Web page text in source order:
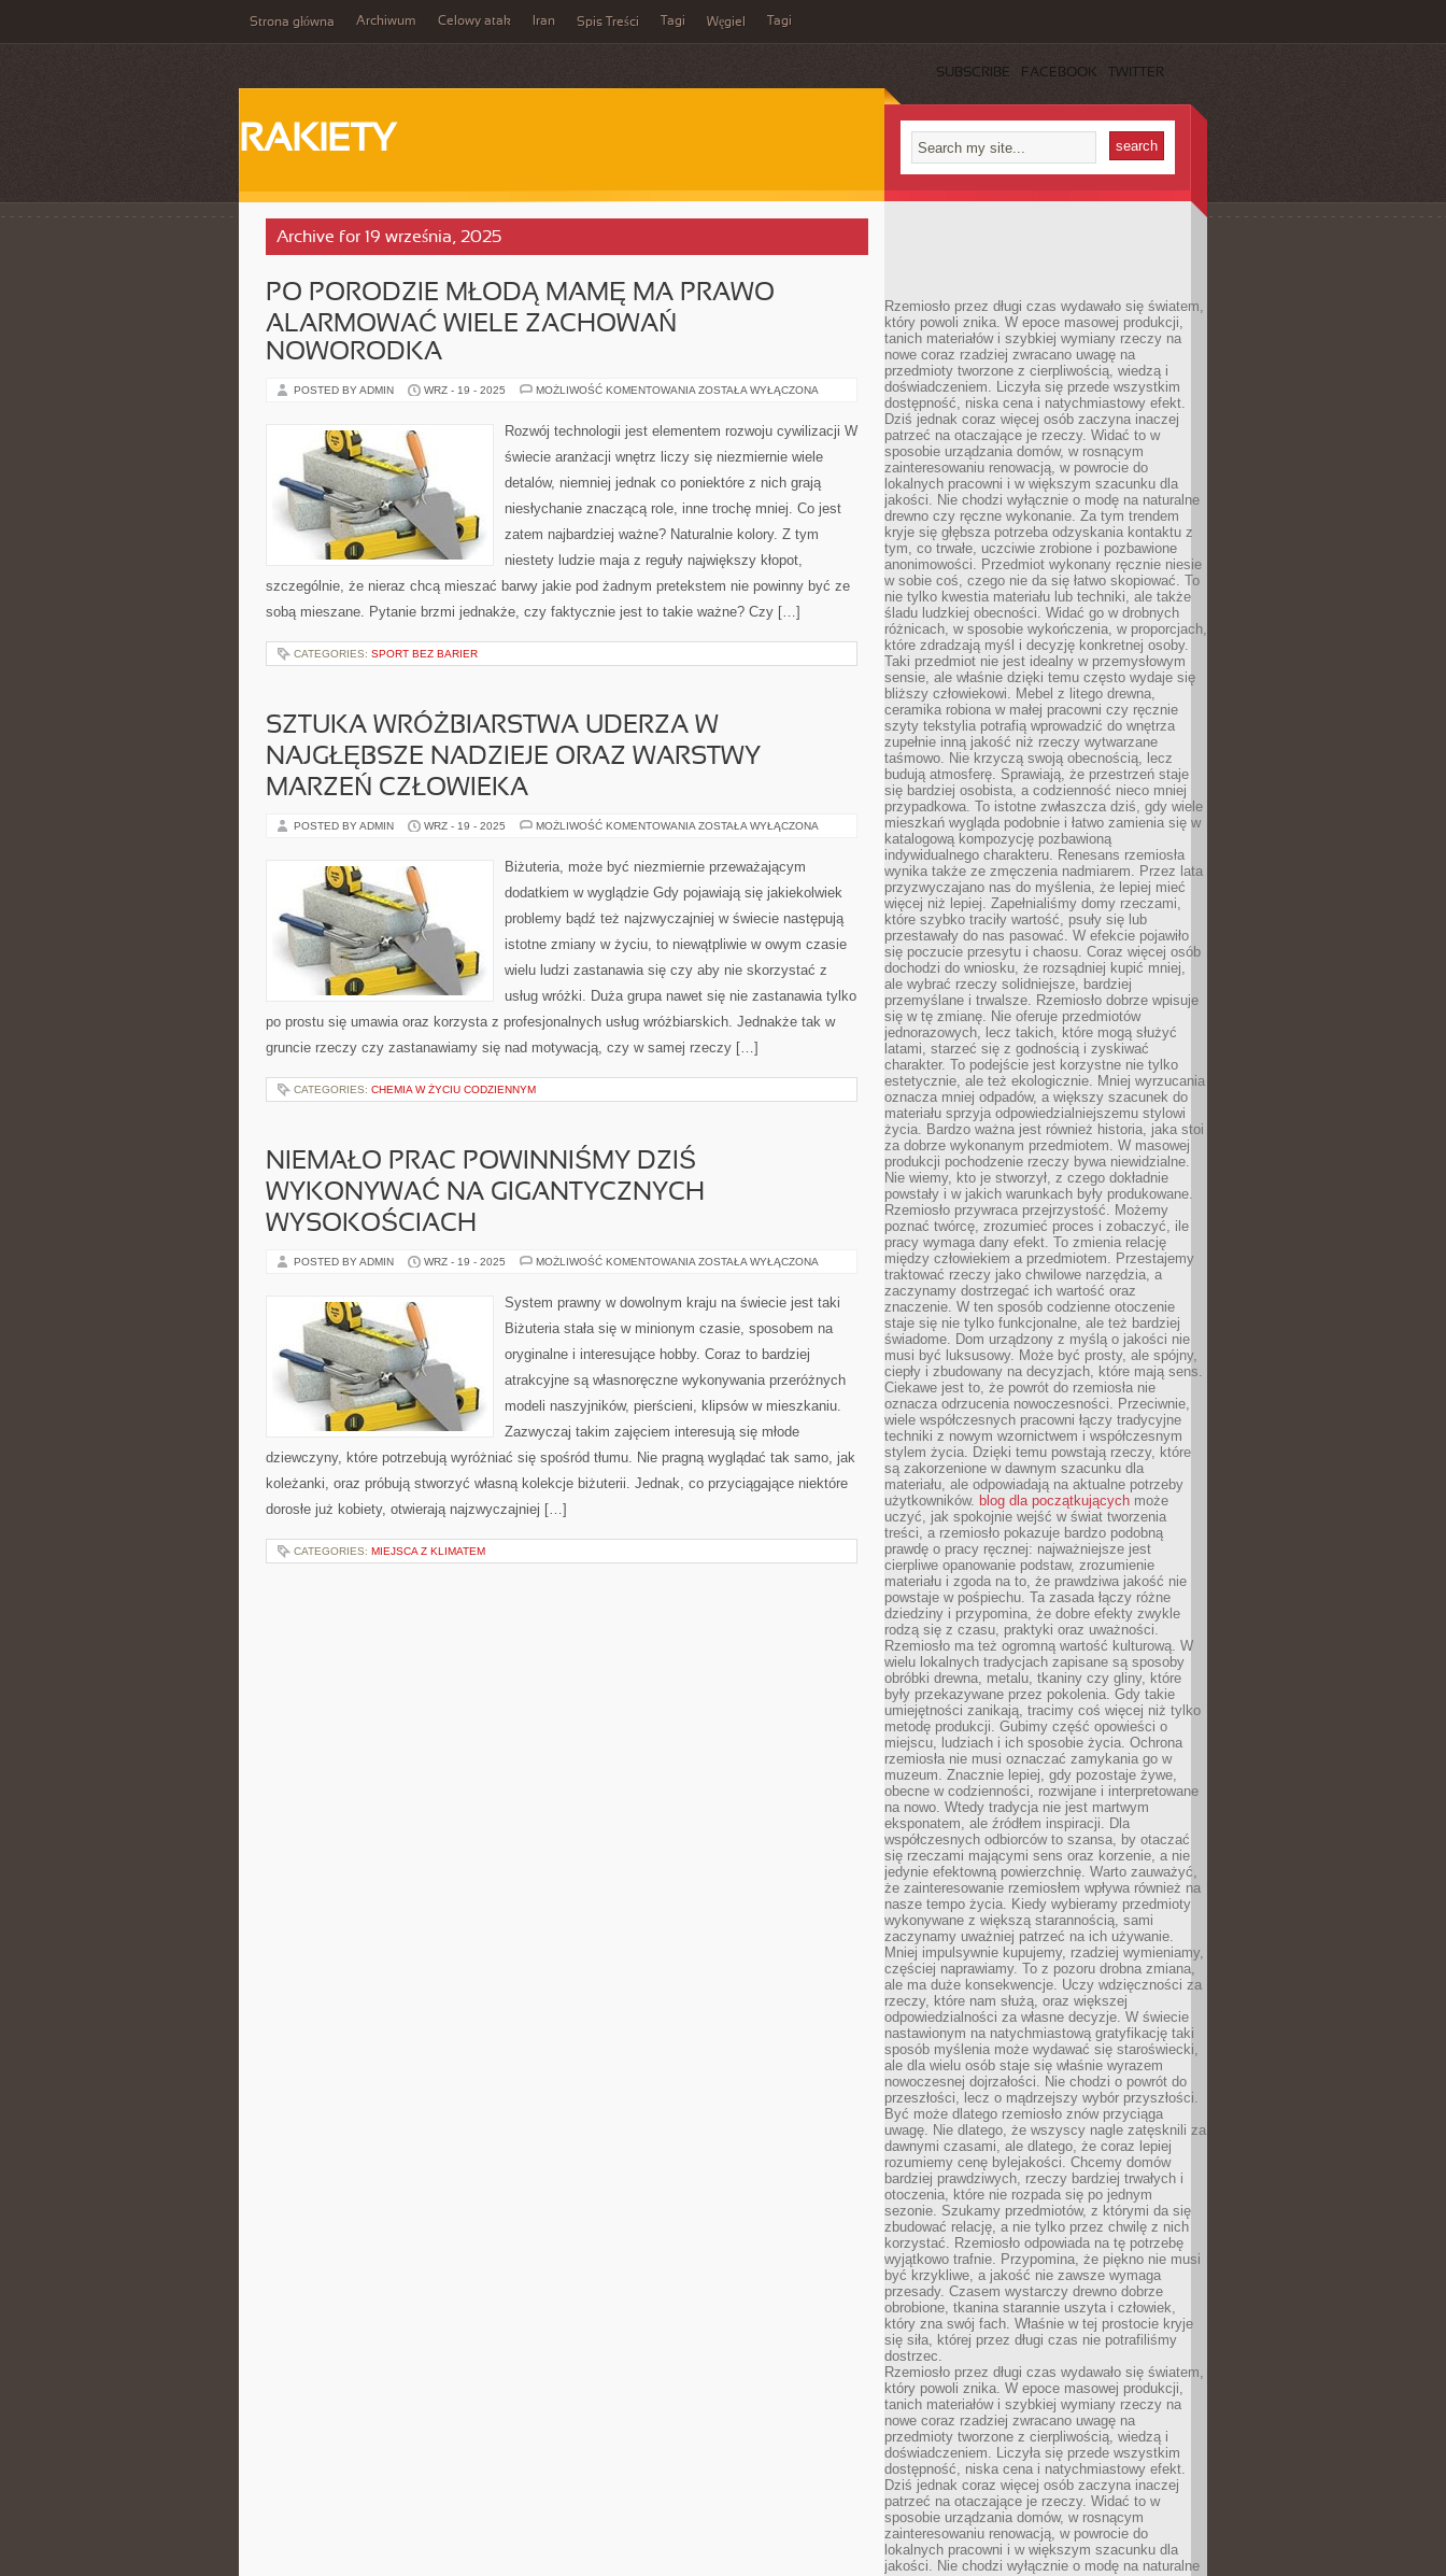
Strona główna Archiwum Celowy atak Iran Spis Treści Tagi Węgiel Tagi
SUBSCRIBE FACEBOOK TWITTER
RAKIETY
Archive for 19 września, 2025
PO PORODZIE MŁODĄ MAMĘ MA PRAWO
ALARMOWAĆ WIELE ZACHOWAŃ
NOWORODKA
POSTED BY ADMIN WRZ - 19 - 2025 MOŻLIWOŚĆ KOMENTOWANIA PO
MAMĘ
MA
ALARMOWAĆ
ZACHOWAŃ
ZOSTAŁA WYŁĄCZONA
Rozwój technologii jest elementem rozwoju cywilizacji W
świecie aranżacji wnętrz liczy się niezmiernie wiele
detalów, niemniej jednak co poniektóre z nich grają
niesłychanie znaczącą role, inne trochę mniej. Co jest
zatem najbardziej ważne? Naturalnie kolory. Z tym
niestety ludzie maja z reguły największy kłopot,
szczególnie, że nieraz chcą mieszać barwy jakie pod żadnym pretekstem nie powinny być ze
sobą mieszane. Pytanie brzmi jednakże, czy faktycznie jest to takie ważne? Czy […]
CATEGORIES: SPORT BEZ BARIER
SZTUKA WRÓŻBIARSTWA UDERZA W
NAJGŁĘBSZE NADZIEJE ORAZ WARSTWY
MARZEŃ CZŁOWIEKA
POSTED BY ADMIN WRZ - 19 - 2025 MOŻLIWOŚĆ KOMENTOWANIA SZTUKA
NAJGŁĘBSZE
ORAZ
MARZEŃ
ZOSTAŁA WYŁĄCZONA
Biżuteria, może być niezmiernie przeważającym
dodatkiem w wyglądzie Gdy pojawiają się jakiekolwiek
problemy bądź też najzwyczajniej w świecie następują
istotne zmiany w życiu, to niewątpliwie w owym czasie
wielu ludzi zastanawia się czy aby nie skorzystać z
usług wróżki. Duża grupa nawet się nie zastanawia tylko
po prostu się umawia oraz korzysta z profesjonalnych usług wróżbiarskich. Jednakże tak w
gruncie rzeczy czy zastanawiamy się nad motywacją, czy w samej rzeczy […]
CATEGORIES: CHEMIA W ŻYCIU CODZIENNYM
NIEMAŁO PRAC POWINNIŚMY DZIŚ
WYKONYWAĆ NA GIGANTYCZNYCH
WYSOKOŚCIACH
POSTED BY ADMIN WRZ - 19 - 2025 MOŻLIWOŚĆ KOMENTOWANIA NIEMAŁO
DZIŚ
WYKONYWAĆ
GIGANTYCZNYCH
ZOSTAŁA WYŁĄCZONA
System prawny w dowolnym kraju na świecie jest taki
Biżuteria stała się w minionym czasie, sposobem na
oryginalne i interesujące hobby. Coraz to bardziej
atrakcyjne są własnoręczne wykonywania przeróżnych
modeli naszyjników, pierścieni, klipsów w mieszkaniu.
Zazwyczaj takim zajęciem interesują się młode
dziewczyny, które potrzebują wyróżniać się spośród tłumu. Nie pragną wyglądać tak samo, jak
koleżanki, oraz próbują stworzyć własną kolekcje biżuterii. Jednak, co przyciągające niektóre
dorosłe już kobiety, otwierają najzwyczajniej […]
CATEGORIES: MIEJSCA Z KLIMATEM
Rzemiosło przez długi czas wydawało się światem,
który powoli znika. W epoce masowej produkcji,
tanich materiałów i szybkiej wymiany rzeczy na
nowe coraz rzadziej zwracano uwagę na
przedmioty tworzone z cierpliwością, wiedzą i
doświadczeniem. Liczyła się przede wszystkim
dostępność, niska cena i natychmiastowy efekt.
Dziś jednak coraz więcej osób zaczyna inaczej
patrzeć na otaczające je rzeczy. Widać to w
sposobie urządzania domów, w rosnącym
zainteresowaniu renowacją, w powrocie do
lokalnych pracowni i w większym szacunku dla
jakości. Nie chodzi wyłącznie o modę na naturalne
drewno czy ręczne wykonanie. Za tym trendem
kryje się głębsza potrzeba odzyskania kontaktu z
tym, co trwałe, uczciwie zrobione i pozbawione
anonimowości. Przedmiot wykonany ręcznie niesie
w sobie coś, czego nie da się łatwo skopiować. To
nie tylko kwestia materiału lub techniki, ale także
śladu ludzkiej obecności. Widać go w drobnych
różnicach, w sposobie wykończenia, w proporcjach,
które zdradzają myśl i decyzję konkretnej osoby.
Taki przedmiot nie jest idealny w przemysłowym
sensie, ale właśnie dzięki temu często wydaje się
bliższy człowiekowi. Mebel z litego drewna,
ceramika robiona w małej pracowni czy ręcznie
szyty tekstylia potrafią wprowadzić do wnętrza
zupełnie inną jakość niż rzeczy wytwarzane
taśmowo. Nie krzyczą swoją obecnością, lecz
budują atmosferę. Sprawiają, że przestrzeń staje
się bardziej osobista, a codzienność nieco mniej
przypadkowa. To istotne zwłaszcza dziś, gdy wiele
mieszkań wygląda podobnie i łatwo zamienia się w
katalogową kompozycję pozbawioną
indywidualnego charakteru. Renesans rzemiosła
wynika także ze zmęczenia nadmiarem. Przez lata
przyzwyczajano nas do myślenia, że lepiej mieć
więcej niż lepiej. Zapełnialiśmy domy rzeczami,
które szybko traciły wartość, psuły się lub
przestawały do nas pasować. W efekcie pojawiło
się poczucie przesytu i chaosu. Coraz więcej osób
dochodzi do wniosku, że rozsądniej kupić mniej,
ale wybrać rzeczy solidniejsze, bardziej
przemyślane i trwalsze. Rzemiosło dobrze wpisuje
się w tę zmianę. Nie oferuje przedmiotów
jednorazowych, lecz takich, które mogą służyć
latami, starzeć się z godnością i zyskiwać
charakter. To podejście jest korzystne nie tylko
estetycznie, ale też ekologicznie. Mniej wyrzucania
oznacza mniej odpadów, a większy szacunek do
materiału sprzyja odpowiedzialniejszemu stylowi
życia. Bardzo ważna jest również historia, jaka stoi
za dobrze wykonanym przedmiotem. W masowej
produkcji pochodzenie rzeczy bywa niewidzialne.
Nie wiemy, kto je stworzył, z czego dokładnie
powstały i w jakich warunkach były produkowane.
Rzemiosło przywraca przejrzystość. Możemy
poznać twórcę, zrozumieć proces i zobaczyć, ile
pracy wymaga dany efekt. To zmienia relację
między człowiekiem a przedmiotem. Przestajemy
traktować rzeczy jako chwilowe narzędzia, a
zaczynamy dostrzegać ich wartość oraz
znaczenie. W ten sposób codzienne otoczenie
staje się nie tylko funkcjonalne, ale też bardziej
świadome. Dom urządzony z myślą o jakości nie
musi być luksusowy. Może być prosty, ale spójny,
ciepły i zbudowany na decyzjach, które mają sens.
Ciekawe jest to, że powrót do rzemiosła nie
oznacza odrzucenia nowoczesności. Przeciwnie,
wiele współczesnych pracowni łączy tradycyjne
techniki z nowym wzornictwem i współczesnym
stylem życia. Dzięki temu powstają rzeczy, które
są zakorzenione w dawnym szacunku dla
materiału, ale odpowiadają na aktualne potrzeby
użytkowników. blog dla początkujących może
uczyć, jak spokojnie wejść w świat tworzenia
treści, a rzemiosło pokazuje bardzo podobną
prawdę o pracy ręcznej: najważniejsze jest
cierpliwe opanowanie podstaw, zrozumienie
materiału i zgoda na to, że prawdziwa jakość nie
powstaje w pośpiechu. Ta zasada łączy różne
dziedziny i przypomina, że dobre efekty zwykle
rodzą się z czasu, praktyki oraz uważności.
Rzemiosło ma też ogromną wartość kulturową. W
wielu lokalnych tradycjach zapisane są sposoby
obróbki drewna, metalu, tkaniny czy gliny, które
były przekazywane przez pokolenia. Gdy takie
umiejętności zanikają, tracimy coś więcej niż tylko
metodę produkcji. Gubimy część opowieści o
miejscu, ludziach i ich sposobie życia. Ochrona
rzemiosła nie musi oznaczać zamykania go w
muzeum. Znacznie lepiej, gdy pozostaje żywe,
obecne w codzienności, rozwijane i interpretowane
na nowo. Wtedy tradycja nie jest martwym
eksponatem, ale źródłem inspiracji. Dla
współczesnych odbiorców to szansa, by otaczać
się rzeczami mającymi sens oraz korzenie, a nie
jedynie efektowną powierzchnię. Warto zauważyć,
że zainteresowanie rzemiosłem wpływa również na
nasze tempo życia. Kiedy wybieramy przedmioty
wykonywane z większą starannością, sami
zaczynamy uważniej patrzeć na ich używanie.
Mniej impulsywnie kupujemy, rzadziej wymieniamy,
częściej naprawiamy. To z pozoru drobna zmiana,
ale ma duże konsekwencje. Uczy wdzięczności za
rzeczy, które nam służą, oraz większej
odpowiedzialności za własne decyzje. W świecie
nastawionym na natychmiastową gratyfikację taki
sposób myślenia może wydawać się staroświecki,
ale dla wielu osób staje się właśnie wyrazem
nowoczesnej dojrzałości. Nie chodzi o powrót do
przeszłości, lecz o mądrzejszy wybór przyszłości.
Być może dlatego rzemiosło znów przyciąga
uwagę. Nie dlatego, że wszyscy nagle zatęsknili za
dawnymi czasami, ale dlatego, że coraz lepiej
rozumiemy cenę bylejakości. Chcemy domów
bardziej prawdziwych, rzeczy bardziej trwałych i
otoczenia, które nie rozpada się po jednym
sezonie. Szukamy przedmiotów, z którymi da się
zbudować relację, a nie tylko przez chwilę z nich
korzystać. Rzemiosło odpowiada na tę potrzebę
wyjątkowo trafnie. Przypomina, że piękno nie musi
być krzykliwe, a jakość nie zawsze wymaga
przesady. Czasem wystarczy drewno dobrze
obrobione, tkanina starannie uszyta i człowiek,
który zna swój fach. Właśnie w tej prostocie kryje
się siła, której przez długi czas nie potrafiliśmy
dostrzec.
Rzemiosło przez długi czas wydawało się światem,
który powoli znika. W epoce masowej produkcji,
tanich materiałów i szybkiej wymiany rzeczy na
nowe coraz rzadziej zwracano uwagę na
przedmioty tworzone z cierpliwością, wiedzą i
doświadczeniem. Liczyła się przede wszystkim
dostępność, niska cena i natychmiastowy efekt.
Dziś jednak coraz więcej osób zaczyna inaczej
patrzeć na otaczające je rzeczy. Widać to w
sposobie urządzania domów, w rosnącym
zainteresowaniu renowacją, w powrocie do
lokalnych pracowni i w większym szacunku dla
jakości. Nie chodzi wyłącznie o modę na naturalne